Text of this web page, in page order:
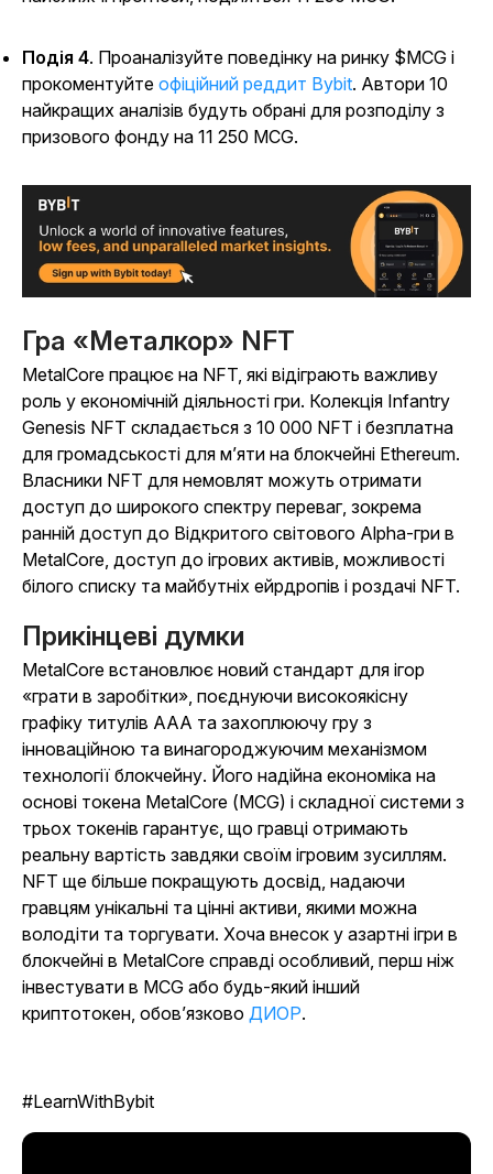
Подія 4. Проаналізуйте поведінку на ринку $MCG і
прокоментуйте офіційний реддит Bybit. Автори 10
найкращих аналізів будуть обрані для розподілу з
призового фонду на 11 250 MCG.
Гра «Металкор» NFT
MetalCore працює на NFT, які відіграють важливу
роль у економічній діяльності гри. Колекція Infantry
Genesis NFT складається з 10 000 NFT і безплатна
для громадськості для м’яти на блокчейні Ethereum.
Власники NFT для немовлят можуть отримати
доступ до широкого спектру переваг, зокрема
ранній доступ до Відкритого світового Alpha-гри в
MetalCore, доступ до ігрових активів, можливості
білого списку та майбутніх ейрдропів і роздачі NFT.
Прикінцеві думки
MetalCore встановлює новий стандарт для ігор
«грати в заробітки», поєднуючи високоякісну
графіку титулів AAA та захоплюючу гру з
інноваційною та винагороджуючим механізмом
технології блокчейну. Його надійна економіка на
основі токена MetalCore (MCG) і складної системи з
трьох токенів гарантує, що гравці отримають
реальну вартість завдяки своїм ігровим зусиллям.
NFT ще більше покращують досвід, надаючи
гравцям унікальні та цінні активи, якими можна
володіти та торгувати. Хоча внесок у азартні ігри в
блокчейні в MetalCore справді особливий, перш ніж
інвестувати в MCG або будь-який інший
криптотокен, обов’язково ДИОР.
#LearnWithBybit